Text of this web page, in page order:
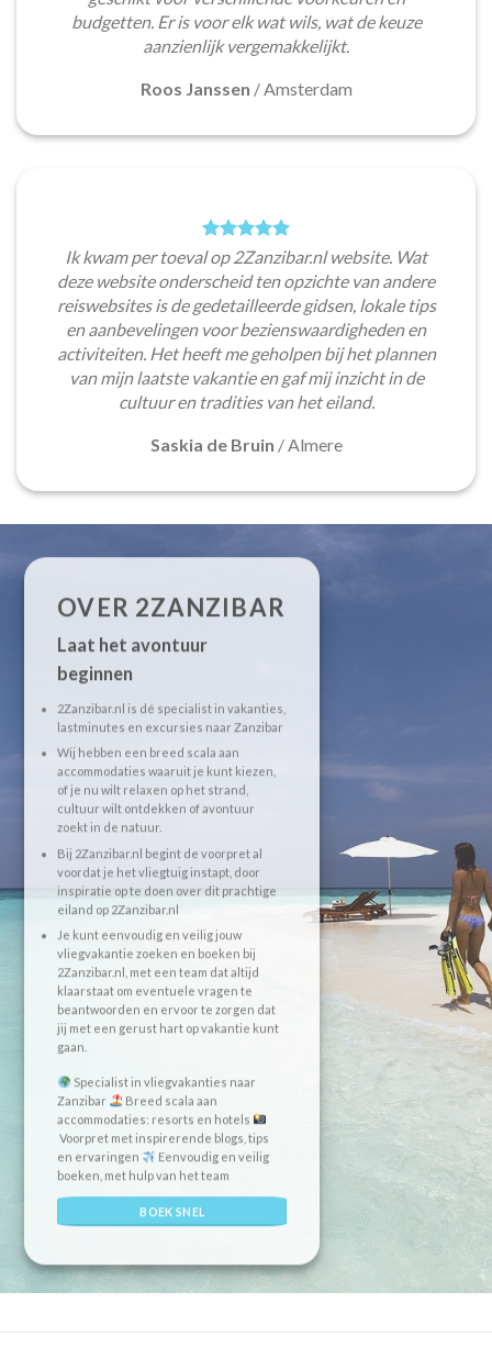
budgetten. Er is voor elk wat wils, wat de keuze
aanzienlijk vergemakkelijkt.
Roos Janssen /Amsterdam
Ik kwam per toeval op 2Zanzibar.nl website. Wat
deze website onderscheid ten opzichte van andere
reiswebsites is de gedetailleerde gidsen, lokale tips
en aanbevelingen voor bezienswaardigheden en
activiteiten. Het heeft me geholpen bij het plannen
van mijn laatste vakantie en gaf mij inzicht in de
cultuur en tradities van het eiland.
Saskia de Bruin /Almere
OVER 2ZANZIBAR
Laat het avontuur
beginnen
2Zanzibar.nl is dé specialist in vakanties,
lastminutes en excursies naar Zanzibar
Wij hebben een breed scala aan
accommodaties waaruit je kunt kiezen,
of je nu wilt relaxen op het strand,
cultuur wilt ontdekken of avontuur
zoekt in de natuur.
Bij 2Zanzibar.nl begint de voorpret al
voordat je het vliegtuig instapt, door
inspiratie op te doen over dit prachtige
eiland op 2Zanzibar.nl
Je kunt eenvoudig en veilig jouw
vliegvakantie zoeken en boeken bij
2Zanzibar.nl, met een team dat altijd
klaarstaat om eventuele vragen te
beantwoorden en ervoor te zorgen dat
jij met een gerust hart op vakantie kunt
gaan.
Specialist in vliegvakanties naar
Zanzibar
Breed scala aan
accommodaties: resorts en hotels
Voorpret met inspirerende blogs, tips
en ervaringen
Eenvoudig en veilig
boeken, met hulp van het team
BOEK SNEL